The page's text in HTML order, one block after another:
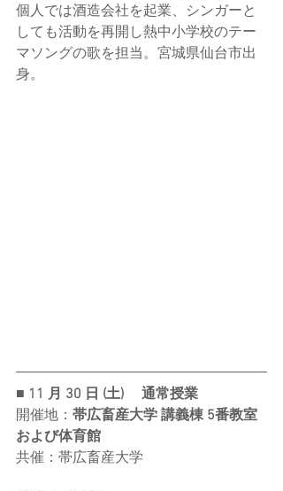
個人では酒造会社を起業、シンガーと
しても活動を再開し熱中小学校のテー
マソングの歌を担当。宮城県仙台市出
身。
■ 11 ⽉ 30 ⽇ (⼟) 　通常授業
開催地： 帯広畜産大学 講義棟 5番教室
および体育館
共催：帯広畜産大学